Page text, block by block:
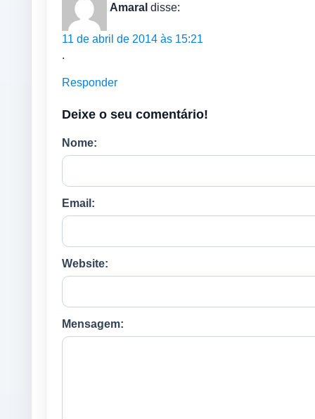
Amaral disse:
11 de abril de 2014 às 15:21
.
Responder
Deixe o seu comentário!
Nome:
Email:
Website:
Mensagem: